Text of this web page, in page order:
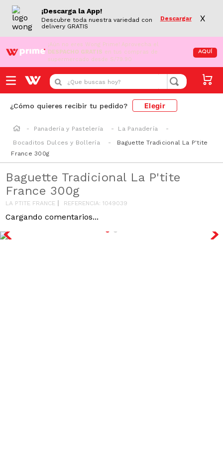
¡Descarga la App!
Descubre toda nuestra variedad con
delivery GRATIS
Descargar X
¡Aún no eres Wong Prime! Aprovecha el
DESPACHO GRATIS en tus compras de
supermercado desde S/79.90
AQUÍ
¿Que buscas hoy?
¿Cómo quieres recibir tu pedido? Elegir
Panadería y Pastelería
La Panadería
Bocaditos Dulces y Bollería
Baguette Tradicional La P'tite
France 300g
Baguette Tradicional La P'tite
France 300g
LA PTITE FRANCE REFERENCIA:1049039
Cargando comentarios...